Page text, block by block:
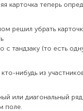
карточка теперь
решил убрать
тандзаку (то есть
нибудь из
или диагональ­ный
поле.